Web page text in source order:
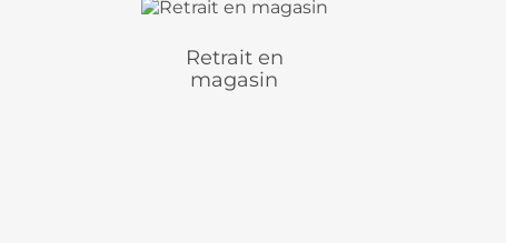
Retrait en
magasin